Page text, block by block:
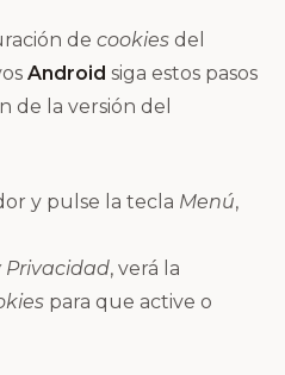
de cookies del
Android siga estos pasos
de la versión del
y pulse la tecla Menú,
Privacidad, verá la
para que active o